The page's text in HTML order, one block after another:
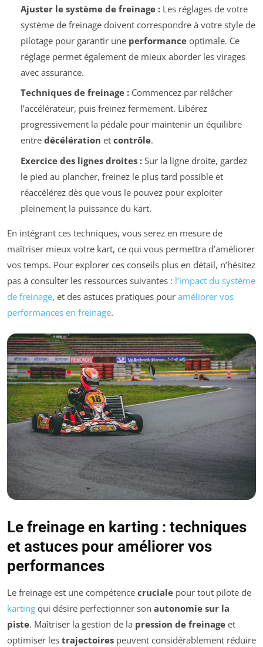
Ajuster le système de freinage :Les réglages de votre
système de freinage doivent correspondre à votre style de
pilotage pour garantir une performanceoptimale. Ce
réglage permet également de mieux aborder les virages
avec assurance.
Techniques de freinage :Commencez par relâcher
l’accélérateur, puis freinez fermement. Libérez
progressivement la pédale pour maintenir un équilibre
entre décélération et contrôle.
Exercice des lignes droites :Sur la ligne droite, gardez
le pied au plancher, freinez le plus tard possible et
réaccélérez dès que vous le pouvez pour exploiter
pleinement la puissance du kart.
En intégrant ces techniques, vous serez en mesure de
maîtriser mieux votre kart, ce qui vous permettra d’améliorer
vos temps. Pour explorer ces conseils plus en détail, n’hésitez
pas à consulter les ressources suivantes : l’impact du système
de freinage, et des astuces pratiques pour améliorer vos
performances en freinage.
Le freinage en karting : techniques
et astuces pour améliorer vos
performances
Le freinage est une compétence cruciale pour tout pilote de
karting qui désire perfectionner son autonomie sur la
piste. Maîtriser la gestion de la pression de freinage et
optimiser les trajectoires peuvent considérablement réduire